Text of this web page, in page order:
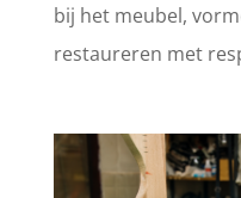
bij het meubel,
restaureren met